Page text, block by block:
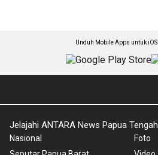
Unduh Mobile Apps untuk
Jelajahi ANTARA News Papua Tengah
Nasional
Foto